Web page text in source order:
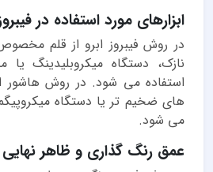
ابزارهای مورد استفاده در
در روش فیبروز ابرو از قلم
نازک، دستگاه میکروبلیدینگ یا
استفاده می شود. در روش هاشور
های ضخیم تر یا دستگاه
می شود.
عمق رنگ گذاری و ظاهر نهایی